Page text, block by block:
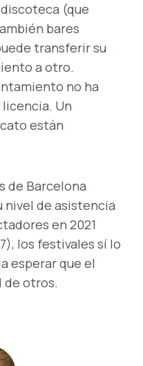
(que
bares
transferir su
a otro.
no ha
Un
están
de Barcelona
nivel de asistencia
en 2021
los festivales sí lo
esperar que el
de otros.